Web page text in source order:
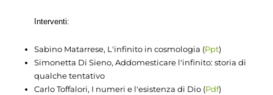
Interventi:
Sabino Matarrese, L'infinito in cosmologia (Ppt)
Simonetta Di Sieno, Addomesticare l'infinito: storia di
qualche tentativo
Carlo Toffalori, I numeri e l'esistenza di Dio (Pdf)